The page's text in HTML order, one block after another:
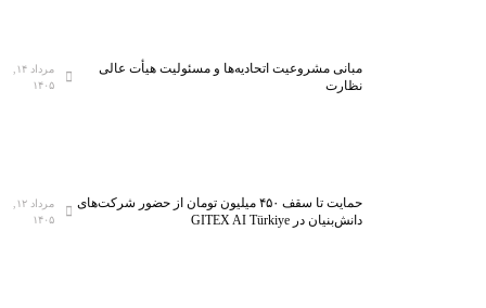
مبانی مشروعیت اتحادیه‌ها و مسئولیت هیأت عالی
نظارت
۱۴۰۵
حمایت تا سقف ۴۵۰ میلیون تومان از حضور شرکت‌های
دانش‌بنیان در GITEX AI Türkiye
۱۴۰۵